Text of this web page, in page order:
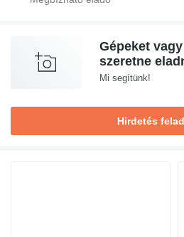
Gépeket
szeretne
Mi segítünk!
Hirdetés